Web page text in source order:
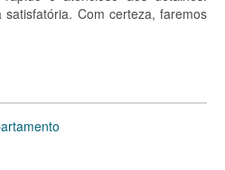
Com certeza, faremos